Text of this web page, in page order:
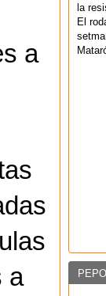
a
a
la
El